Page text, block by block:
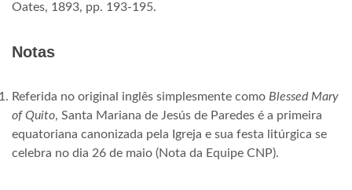
Oates, 1893, pp. 193-195.
Notas
Referida no original inglês simplesmente como Blessed Mary
of Quito, Santa Mariana de Jesús de Paredes é a primeira
equatoriana canonizada pela Igreja e sua festa litúrgica se
celebra no dia 26 de maio (Nota da Equipe CNP).